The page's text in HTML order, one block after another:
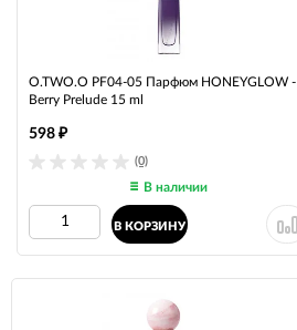
O.TWO.O PF04-05 Парфюм HONEYGLOW -
Berry Prelude 15 ml
(0)
598 ₽
В наличии
В КОРЗИНУ